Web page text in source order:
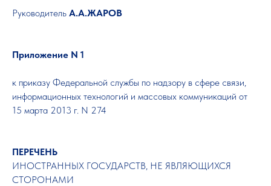
Руководитель А.А.ЖАРОВ
Приложение N 1
к приказу Федеральной службы по надзору в сфере связи,
информационных технологий и массовых коммуникаций от
15 марта 2013 г. N 274
ПЕРЕЧЕНЬ
ИНОСТРАННЫХ ГОСУДАРСТВ, НЕ ЯВЛЯЮЩИХСЯ
СТОРОНАМИ